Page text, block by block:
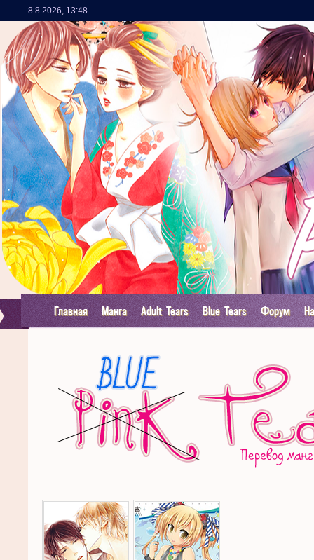
8.8.2026, 13:48
Главная Манга Adult Tears Blue Tears Форум